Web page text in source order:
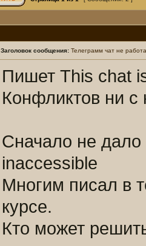
Заголовок сообщения: Телеграмм чат не
Пишет This chat
Конфликтов ни
Сначало не дало
inaccessible
Многим писал в
курсе.
Кто может